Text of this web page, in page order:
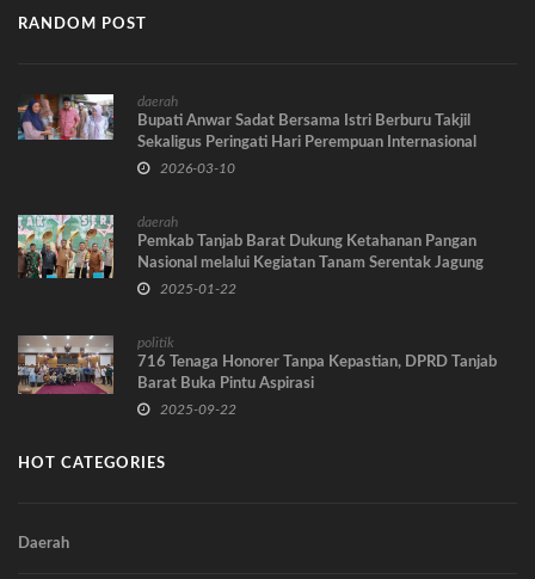
RANDOM POST
daerah
Bupati Anwar Sadat Bersama Istri Berburu Takjil
Sekaligus Peringati Hari Perempuan Internasional
2026-03-10
daerah
Pemkab Tanjab Barat Dukung Ketahanan Pangan
Nasional melalui Kegiatan Tanam Serentak Jagung
2025-01-22
politik
716 Tenaga Honorer Tanpa Kepastian, DPRD Tanjab
Barat Buka Pintu Aspirasi
2025-09-22
HOT CATEGORIES
Daerah